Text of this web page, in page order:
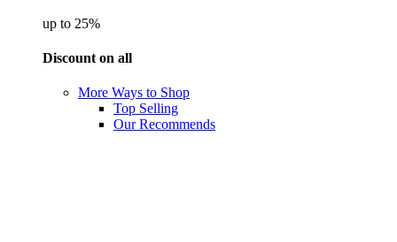
up to 25%
Discount on all
More Ways to Shop
Top Selling
Our Recommends